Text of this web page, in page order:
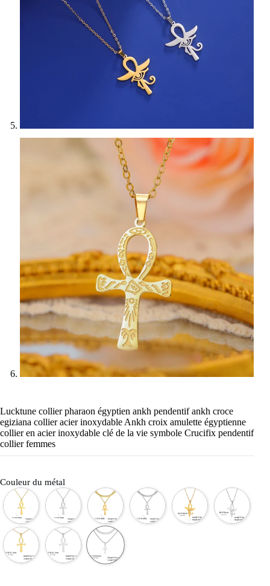
Lucktune collier pharaon égyptien ankh pendentif ankh croce
egiziana collier acier inoxydable Ankh croix amulette égyptienne
collier en acier inoxydable clé de la vie symbole Crucifix pendentif
collier femmes
Couleur du métal